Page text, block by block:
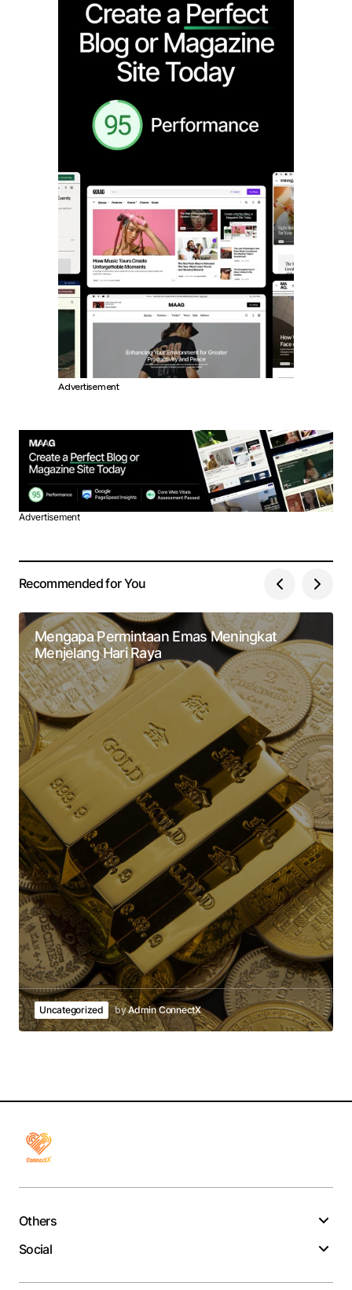
Advertisement
Advertisement
Recommended for You
Mengapa Permintaan Emas Meningkat
Menjelang Hari Raya
Uncategorized byAdmin ConnectX
Others
Social